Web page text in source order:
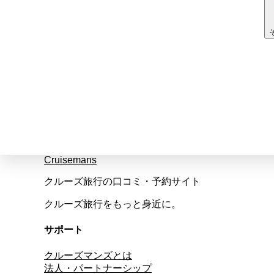
Cruisemans
クルーズ旅行の口コミ・予約サイト
クルーズ旅行をもっと身近に。
サポート
クルーズマンズとは
法人・パートナーシップ